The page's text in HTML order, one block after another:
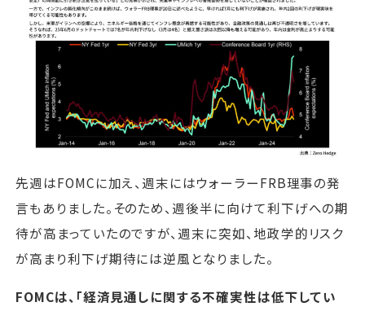
先週はFOMCに加え、週末にはウォーラーFRB理事の発
言もありました。そのため、週後半に向けて利下げへの期
待が高まっていたのですが、週末に突如、地政学的リスク
が高まり利下げ期待には逆風となりました。
FOMCは、「経済見通しに関する不確実性は低下してい